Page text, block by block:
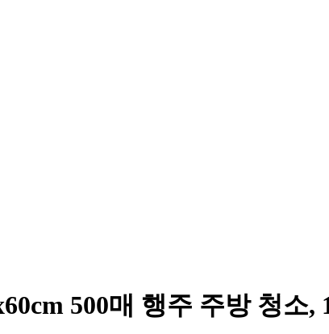
500매 행주 주방 청소,